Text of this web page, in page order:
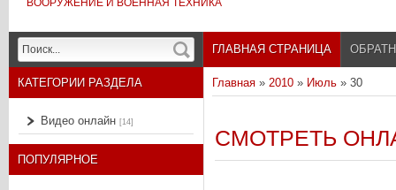
ВООРУЖЕНИЕ И ВОЕННАЯ ТЕХНИКА
ГЛАВНАЯ СТРАНИЦА
КАТЕГОРИИ РАЗДЕЛА
Видео онлайн [14]
ПОПУЛЯРНОЕ
Главная » 2010 » Июль » 30
СМОТРЕТЬ